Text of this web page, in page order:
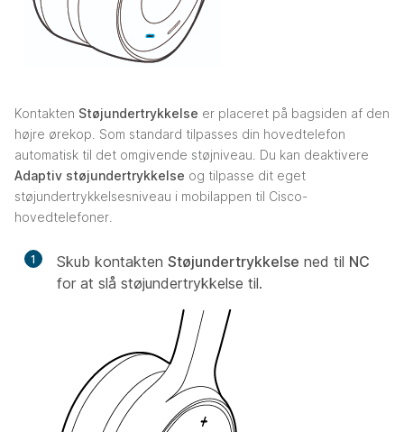
Kontakten Støjundertrykkelse er placeret på bagsiden af den
højre ørekop. Som standard tilpasses din hovedtelefon
automatisk til det omgivende støjniveau. Du kan deaktivere
Adaptiv støjundertrykkelse og tilpasse dit eget
støjundertrykkelsesniveau i mobilappen til Cisco-
hovedtelefoner.
1 Skub kontakten Støjundertrykkelse ned til NC
for at slå støjundertrykkelse til.